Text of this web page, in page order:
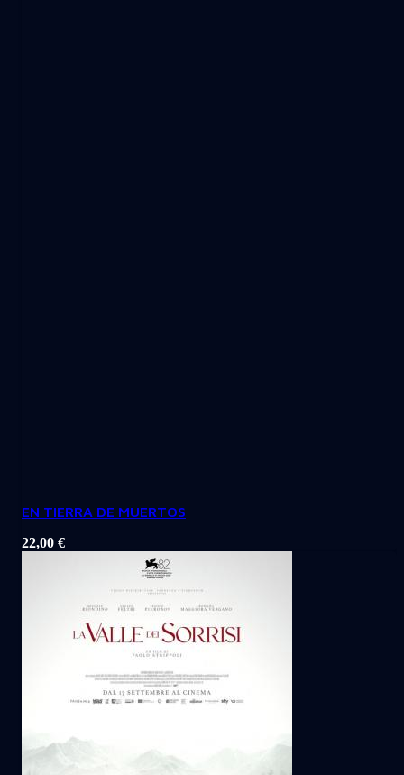
EN TIERRA DE MUERTOS
22,00 €